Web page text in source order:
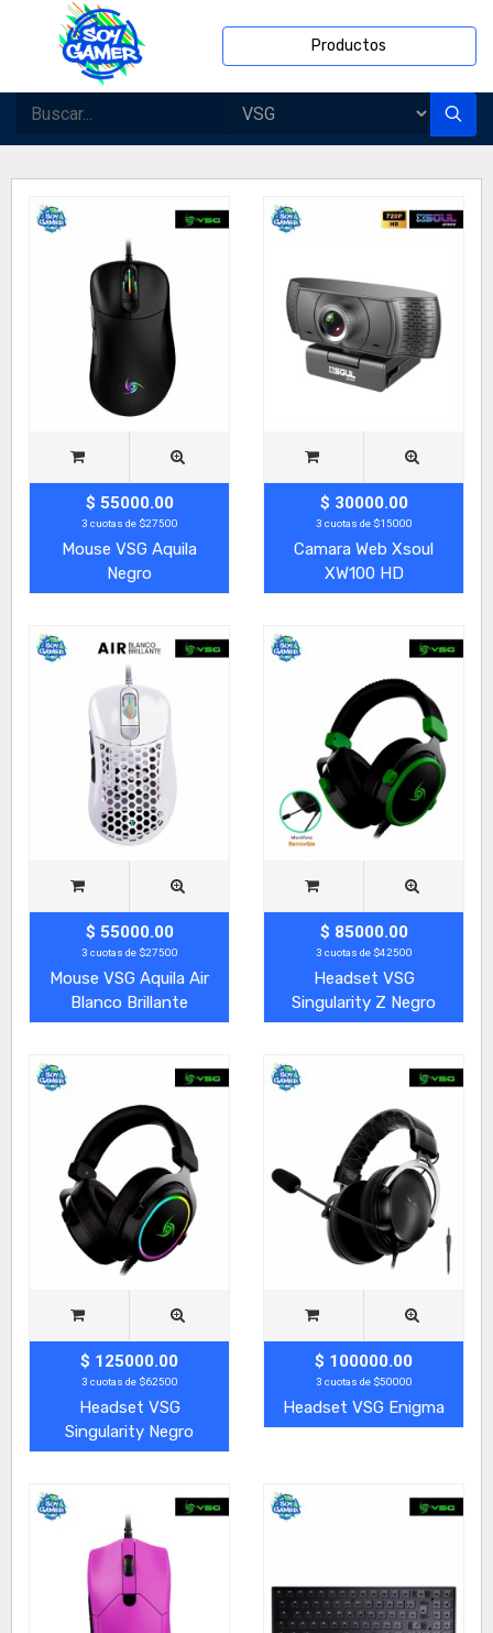
Productos
$ 55000.00
3 cuotas de $27500
Mouse VSG Aquila
Negro
$ 30000.00
3 cuotas de $15000
Camara Web Xsoul
XW100 HD
$ 55000.00
3 cuotas de $27500
Mouse VSG Aquila Air
Blanco Brillante
$ 85000.00
3 cuotas de $42500
Headset VSG
Singularity Z Negro
$ 125000.00
3 cuotas de $62500
Headset VSG
Singularity Negro
$ 100000.00
3 cuotas de $50000
Headset VSG Enigma